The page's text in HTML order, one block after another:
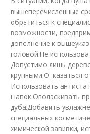
вышеперечисленные
обратиться к
возможности,
дополнение к
головой.Не
Допустимо лишь
крупными.Отказаться
Использовать
шапок.Ополаскивать
дуба.Добавить
специальных
химической завивки,